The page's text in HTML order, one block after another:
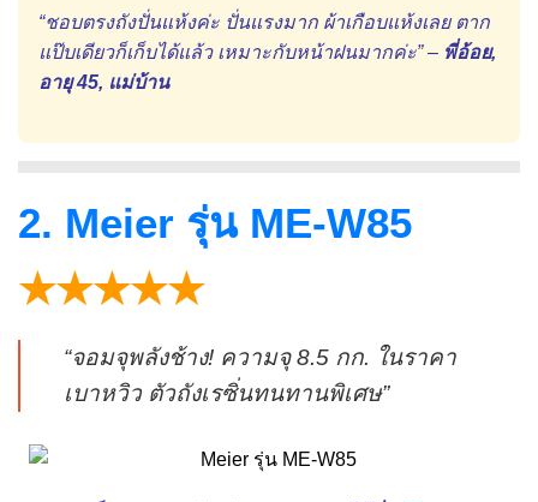
“ชอบตรงถังปั่นแห้งค่ะ ปั่นแรงมาก ผ้าเกือบแห้งเลย ตาก
แป๊บเดียวก็เก็บได้แล้ว เหมาะกับหน้าฝนมากค่ะ” – พี่อ้อย,
อายุ 45, แม่บ้าน
2. Meier รุ่น ME-W85
★★★★★
“จอมจุพลังช้าง! ความจุ 8.5 กก. ในราคา
เบาหวิว ตัวถังเรซิ่นทนทานพิเศษ”